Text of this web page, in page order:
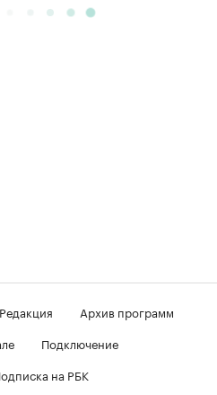
Редакция
Архив программ
Подключение
на РБК